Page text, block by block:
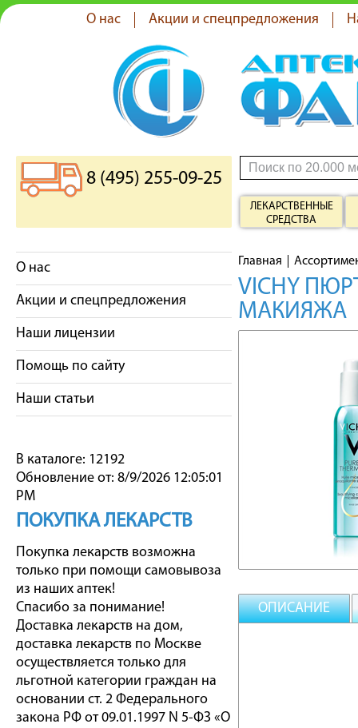
О нас Акции и спецпредложения
8 (495) 255-09-25
ЛЕКАРСТВЕННЫЕ
СРЕДСТВА
О нас
Акции и спецпредложения
Наши лицензии
Помощь по сайту
Наши статьи
В каталоге: 12192
Обновление от: 8/9/2026 12:05:01
PM
ПОКУПКА ЛЕКАРСТВ
Покупка лекарств возможна
только при помощи самовывоза
из наших аптек!
Спасибо за понимание!
Доставка лекарств на дом,
доставка лекарств по Москве
осуществляется только для
льготной категории граждан на
основании ст. 2 Федерального
закона РФ от 09.01.1997 N 5-ФЗ «О
Главная
VICHY
МАКИЯЖА
ОПИСАНИЕ